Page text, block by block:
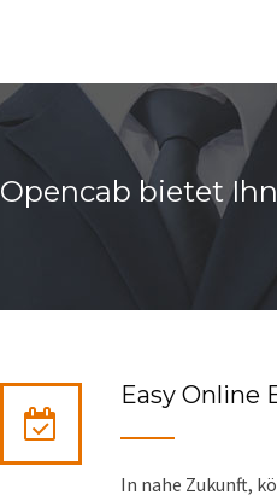
Opencab bietet
Easy Online
In nahe Zukunft,